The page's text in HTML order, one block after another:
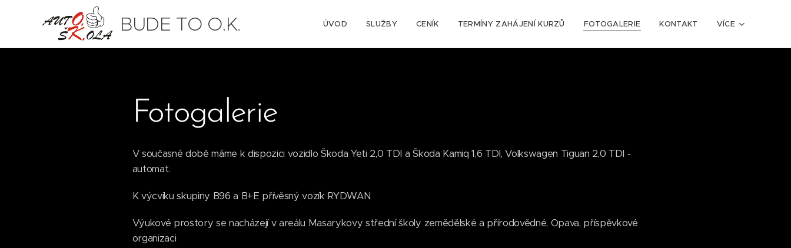
BUDE TO O.K. ÚVOD SLUŽBY CENÍK TERMÍNY ZAHÁJENÍ KURZŮ FOTOGALERIE KONTAKT VÍCE
Fotogalerie
V současné době máme k dispozici vozidlo Škoda Yeti 2,0 TDI a Škoda Kamiq 1,6 TDI, Volkswagen Tiguan 2,0 TDI -
automat.
K výcviku skupiny B96 a B+E přívěsný vozík RYDWAN
Výukové prostory se nacházejí v areálu Masarykovy střední školy zemědělské a přírodovědné, Opava, příspěvkové
organizaci